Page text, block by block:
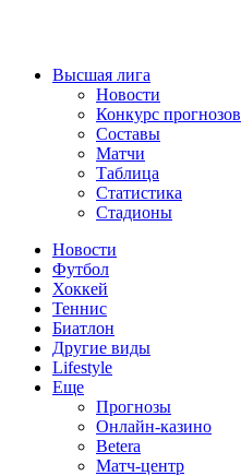
Высшая лига
Новости
Конкурс прогнозов
Составы
Матчи
Таблица
Статистика
Стадионы
Новости
Футбол
Хоккей
Теннис
Биатлон
Другие виды
Lifestyle
Еще
Прогнозы
Онлайн-казино
Betera
Матч-центр